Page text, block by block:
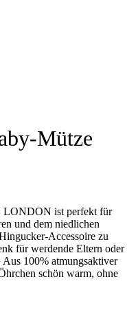
Mütze
LONDON ist perfekt für
und dem niedlichen
Accessoire zu
für werdende Eltern oder
100% atmungsaktiver
schön warm, ohne